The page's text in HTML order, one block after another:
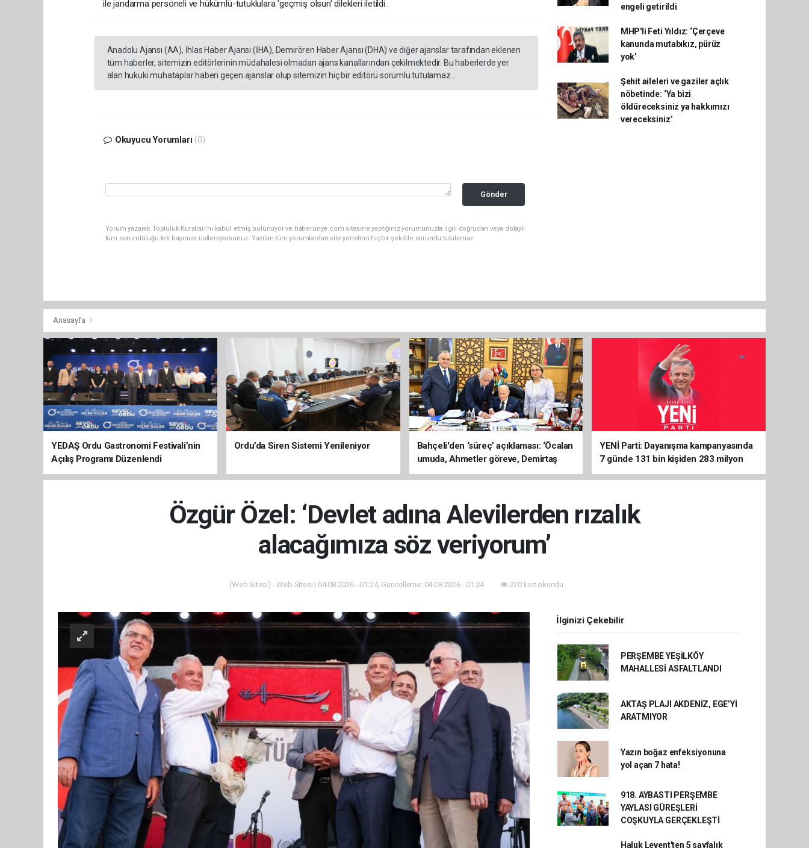
ile jandarma personeli ve hükümlü-tutuklulara 'geçmiş olsun' dilekleri iletildi.
Anadolu Ajansı (AA), İhlas Haber Ajansı (İHA), Demirören Haber Ajansı (DHA) ve diğer ajanslar tarafından eklenen
tüm haberler, sitemizin editörlerinin müdahalesi olmadan ajans kanallarından çekilmektedir. Bu haberlerde yer
alan hukuki muhataplar haberi geçen ajanslar olup sitemizin hiç bir editörü sorumlu tutulamaz...
Okuyucu Yorumları (0)
Gönder
Yorum yazarak Topluluk Kuralları’nı kabul etmiş bulunuyor ve haberunye.com sitesine yaptığınız yorumunuzla ilgili doğrudan veya dolaylı
tüm sorumluluğu tek başınıza üstleniyorsunuz. Yazılan tüm yorumlardan site yönetimi hiçbir şekilde sorumlu tutulamaz.
engeli getirildi
MHP'li Feti Yıldız: ‘Çerçeve
kanunda mutabıkız, pürüz
yok’
Şehit aileleri ve gaziler açlık
nöbetinde: ‘Ya bizi
öldüreceksiniz ya hakkımızı
vereceksiniz’
Anasayfa
YEDAŞ Ordu Gastronomi Festivali’nin
Açılış Programı Düzenlendi
Ordu’da Siren Sistemi Yenileniyor
Bahçeli'den ‘süreç’ açıklaması: ‘Öcalan
umuda, Ahmetler göreve, Demirtaş
evine dönmeli’
YENİ Parti: Dayanışma kampanyasında
7 günde 131 bin kişiden 283 milyon
liralık destek
Özgür Özel: ‘Devlet adına Alevilerden rızalık
alacağımıza söz veriyorum’
(Web Sitesi) - Web Sitesi | 04.08.2026 - 01:24, Güncelleme: 04.08.2026 - 01:24 220 kez okundu.
İlginizi Çekebilir
PERŞEMBE YEŞİLKÖY
MAHALLESİ ASFALTLANDI
AKTAŞ PLAJI AKDENİZ, EGE’Yİ
ARATMIYOR
Yazın boğaz enfeksiyonuna
yol açan 7 hata!
918. AYBASTI PERŞEMBE
YAYLASI GÜREŞLERİ
COŞKUYLA GERÇEKLEŞTİ
Haluk Levent'ten 5 sayfalık